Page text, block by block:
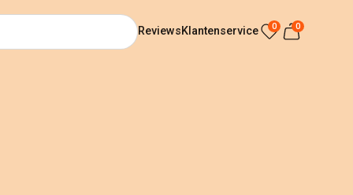
ReviewsKlantenservice 0 0